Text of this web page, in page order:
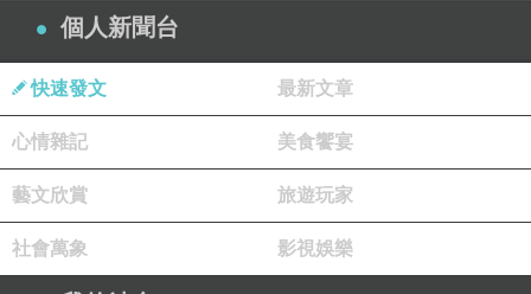
個人新聞台
快速發文 最新文章
心情雜記 美食饗宴
藝文欣賞 旅遊玩家
社會萬象 影視娛樂